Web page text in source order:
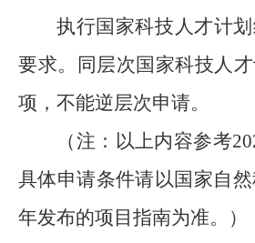
执行国家科技人才计
要求。同层次国家科技人
项，不能逆层次申请。
（注：以上内容参考
具体申请条件请以国家自
年发布的项目指南为准。）